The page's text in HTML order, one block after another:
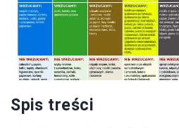
Spis treści